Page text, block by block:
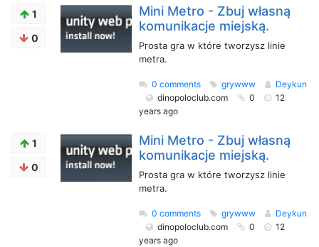
1
0
Mini Metro - Zbuj własną
komunikacje miejską.
Prosta gra w które tworzysz linie
metra.
0 comments grywww
Deykun
dinopoloclub.com
0
12
years ago
1
0
Mini Metro - Zbuj własną
komunikacje miejską.
Prosta gra w które tworzysz linie
metra.
0 comments grywww
Deykun
dinopoloclub.com
0
12
years ago